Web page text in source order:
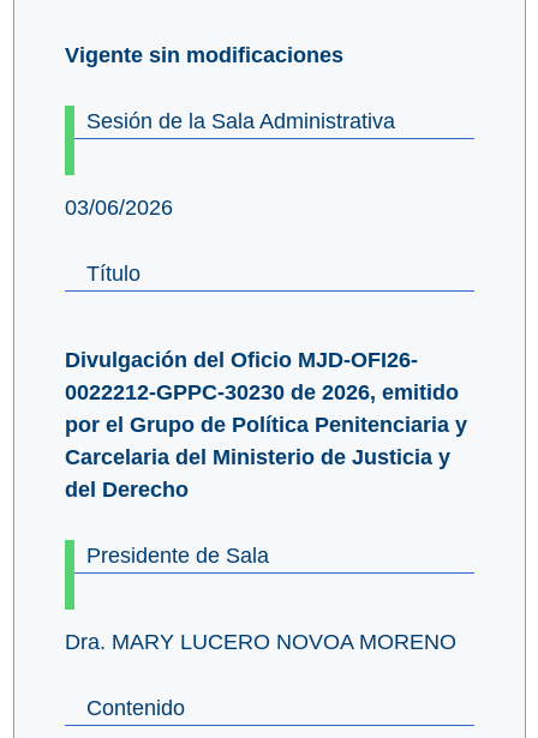
Vigente sin modificaciones
Sesión de la Sala Administrativa
03/06/2026
Título
Divulgación del Oficio MJD-OFI26-
0022212-GPPC-30230 de 2026, emitido
por el Grupo de Política Penitenciaria y
Carcelaria del Ministerio de Justicia y
del Derecho
Presidente de Sala
Dra. MARY LUCERO NOVOA MORENO
Contenido